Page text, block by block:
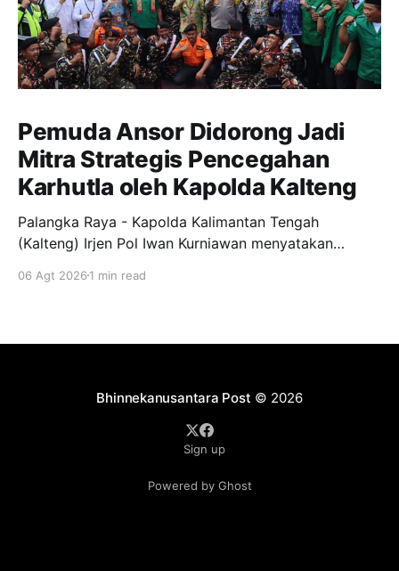
Pemuda Ansor Didorong Jadi
Mitra Strategis Pencegahan
Karhutla oleh Kapolda Kalteng
Palangka Raya - Kapolda Kalimantan Tengah
(Kalteng) Irjen Pol Iwan Kurniawan menyatakan
menjadi garda terdepan dalam upaya pencegahan
disampaikan Kapolda, usai menghadiri apel siaga
Ansor Kalteng di
06 Agt 2026 1 min read
Bhinnekanusantara Post © 2026
Sign up
Powered by Ghost